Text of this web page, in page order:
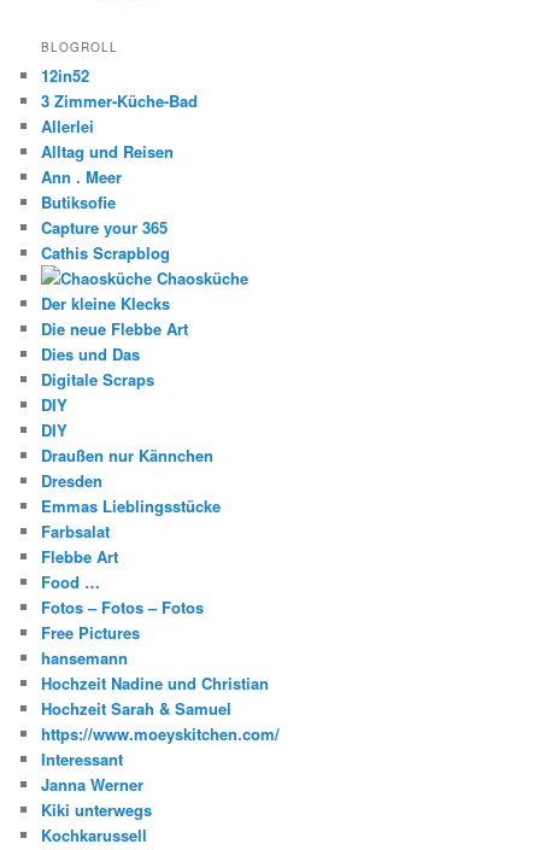
BLOGROLL
12in52
3 Zimmer-Küche-Bad
Allerlei
Alltag und Reisen
Ann . Meer
Butiksofie
Capture your 365
Cathis Scrapblog
Chaosküche
Der kleine Klecks
Die neue Flebbe Art
Dies und Das
Digitale Scraps
DIY
DIY
Draußen nur Kännchen
Dresden
Emmas Lieblingsstücke
Farbsalat
Flebbe Art
Food …
Fotos – Fotos – Fotos
Free Pictures
hansemann
Hochzeit Nadine und Christian
Hochzeit Sarah & Samuel
https://www.moeyskitchen.com/
Interessant
Janna Werner
Kiki unterwegs
Kochkarussell